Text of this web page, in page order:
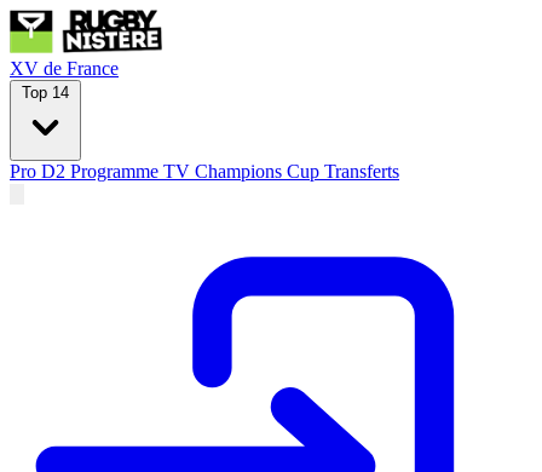
XV de France
Top 14
Pro D2 Programme TV Champions Cup Transferts